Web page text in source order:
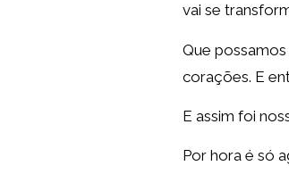
vai se
Que
corações. E
E assim foi
Por hora é só